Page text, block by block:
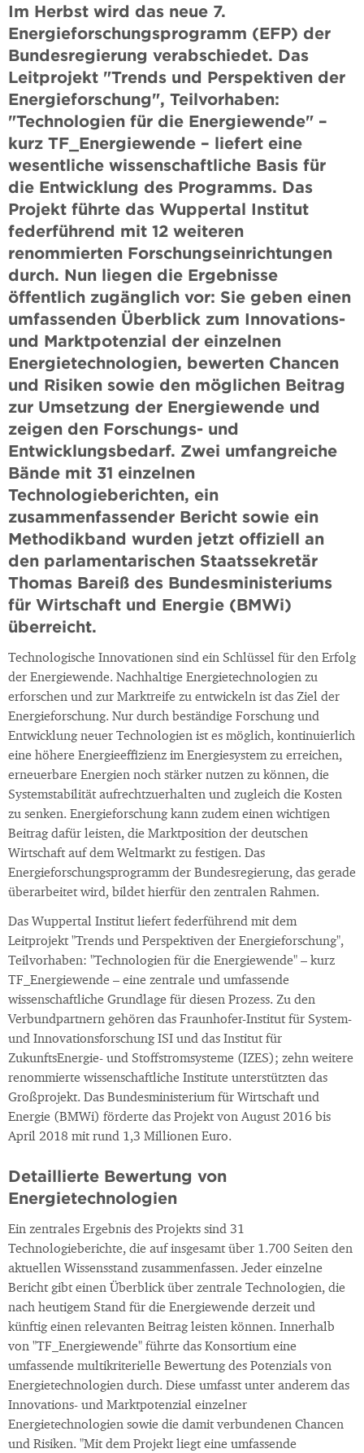
Im Herbst wird das neue 7.
Energieforschungsprogramm (EFP) der
Bundesregierung verabschiedet. Das
Leitprojekt "Trends und Perspektiven der
Energieforschung", Teilvorhaben:
"Technologien für die Energiewende" –
kurz TF_Energiewende – liefert eine
wesentliche wissenschaftliche Basis für
die Entwicklung des Programms. Das
Projekt führte das Wuppertal Institut
federführend mit 12 weiteren
renommierten Forschungseinrichtungen
durch. Nun liegen die Ergebnisse
öffentlich zugänglich vor: Sie geben einen
umfassenden Überblick zum Innovations-
und Marktpotenzial der einzelnen
Energietechnologien, bewerten Chancen
und Risiken sowie den möglichen Beitrag
zur Umsetzung der Energiewende und
zeigen den Forschungs- und
Entwicklungsbedarf. Zwei umfangreiche
Bände mit 31 einzelnen
Technologieberichten, ein
zusammenfassender Bericht sowie ein
Methodikband wurden jetzt offiziell an
den parlamentarischen Staatssekretär
Thomas Bareiß des Bundesministeriums
für Wirtschaft und Energie (BMWi)
überreicht.
Technologische Innovationen sind ein Schlüssel für den Erfolg
der Energiewende. Nachhaltige Energietechnologien zu
erforschen und zur Marktreife zu entwickeln ist das Ziel der
Energieforschung. Nur durch beständige Forschung und
Entwicklung neuer Technologien ist es möglich, kontinuierlich
eine höhere Energieeffizienz im Energiesystem zu erreichen,
erneuerbare Energien noch stärker nutzen zu können, die
Systemstabilität aufrechtzuerhalten und zugleich die Kosten
zu senken. Energieforschung kann zudem einen wichtigen
Beitrag dafür leisten, die Marktposition der deutschen
Wirtschaft auf dem Weltmarkt zu festigen. Das
Energieforschungsprogramm der Bundesregierung, das gerade
überarbeitet wird, bildet hierfür den zentralen Rahmen.
Das Wuppertal Institut liefert federführend mit dem
Leitprojekt "Trends und Perspektiven der Energieforschung",
Teilvorhaben: "Technologien für die Energiewende" – kurz
TF_Energiewende – eine zentrale und umfassende
wissenschaftliche Grundlage für diesen Prozess. Zu den
Verbundpartnern gehören das Fraunhofer-Institut für System-
und Innovationsforschung ISI und das Institut für
ZukunftsEnergie- und Stoffstromsysteme (IZES); zehn weitere
renommierte wissenschaftliche Institute unterstützten das
Großprojekt. Das Bundesministerium für Wirtschaft und
Energie (BMWi) förderte das Projekt von August 2016 bis
April 2018 mit rund 1,3 Millionen Euro.
Detaillierte Bewertung von
Energietechnologien
Ein zentrales Ergebnis des Projekts sind 31
Technologieberichte, die auf insgesamt über 1.700 Seiten den
aktuellen Wissensstand zusammenfassen. Jeder einzelne
Bericht gibt einen Überblick über zentrale Technologien, die
nach heutigem Stand für die Energiewende derzeit und
künftig einen relevanten Beitrag leisten können. Innerhalb
von "TF_Energiewende" führte das Konsortium eine
umfassende multikriterielle Bewertung des Potenzials von
Energietechnologien durch. Diese umfasst unter anderem das
Innovations- und Marktpotenzial einzelner
Energietechnologien sowie die damit verbundenen Chancen
und Risiken. "Mit dem Projekt liegt eine umfassende